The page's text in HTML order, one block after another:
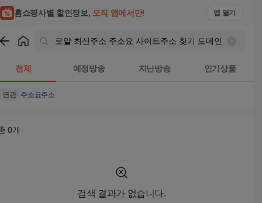
홈쇼핑사별 할인정보, 오직 앱에서만! 앱 열기
전체 예정방송 지난방송 인기상품
연관 주소요주소
0개
검색 결과가 없습니다.